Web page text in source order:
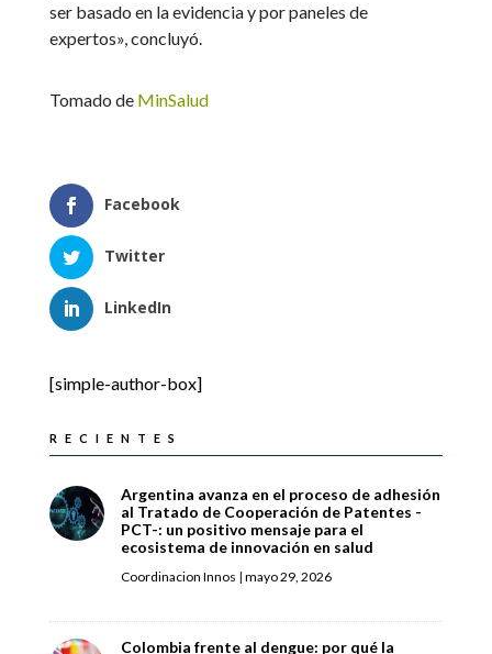
ser basado en la evidencia y por paneles de
expertos», concluyó.
Tomado de MinSalud
Facebook
Twitter
LinkedIn
[simple-author-box]
RECIENTES
Argentina avanza en el proceso de adhesión
al Tratado de Cooperación de Patentes -
PCT-: un positivo mensaje para el
ecosistema de innovación en salud
Coordinacion Innos | mayo 29, 2026
Colombia frente al dengue: por qué la